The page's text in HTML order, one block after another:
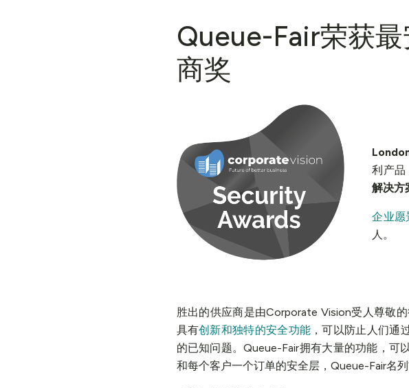
Queue-Fair荣获
商奖
利产品
解决方
企业愿
人。
胜出的供应商是由Corporate Vision受人尊敬
具有创新和独特的安全功能 ，可以防止人们通
的已知问题。Queue-Fair拥有大量的功能，可
和每个客户一个订单的安全层，Queue-Fair名列